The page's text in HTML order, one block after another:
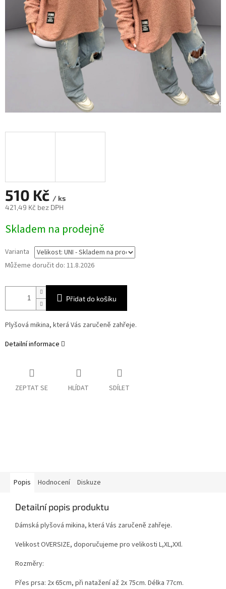
510 Kč / ks
421,49 Kč bez DPH
cena:
Skladem na prodejně
Varianta
Můžeme doručit do: 11.8.2026
Přidat do košíku
Plyšová mikina, která Vás zaručeně zahřeje.
Detailní informace
ZEPTAT SE HLÍDAT SDÍLET
Popis Hodnocení Diskuze
Detailní popis produktu
Dámská plyšová mikina, která Vás zaručeně zahřeje.
Velikost OVERSIZE, doporučujeme pro velikosti L,XL,XXl.
Rozměry:
Přes prsa: 2x 65cm, při natažení až 2x 75cm. Délka 77cm.